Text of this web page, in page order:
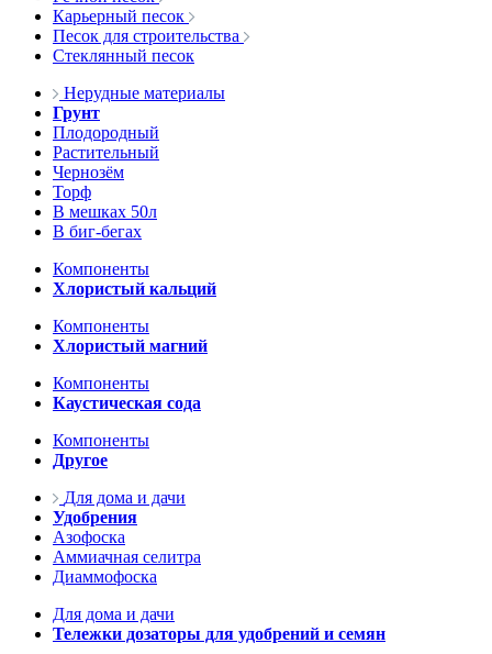
Карьерный песок
Песок для строительства
Стеклянный песок
Нерудные материалы
Грунт
Плодородный
Растительный
Чернозём
Торф
В мешках 50л
В биг-бегах
Компоненты
Хлористый кальций
Компоненты
Хлористый магний
Компоненты
Каустическая сода
Компоненты
Другое
Для дома и дачи
Удобрения
Азофоска
Аммиачная селитра
Диаммофоска
Для дома и дачи
Тележки дозаторы для удобрений и семян